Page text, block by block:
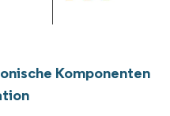
Komponenten